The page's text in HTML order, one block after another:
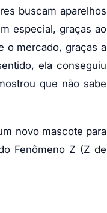
buscam aparelhos
especial, graças ao
o mercado, graças a
ela conseguiu
que não sabe
novo mascote para
Fenômeno Z (Z de